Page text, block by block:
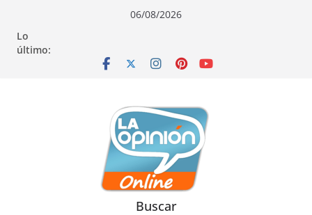
contenido
navegación
contenido
06/08/2026
Lo
último:
Buscar